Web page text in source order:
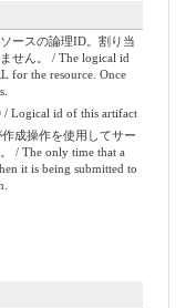
ースの論理ID。割り当
せん。 / The logical id
for the resource. Once
Logical id of this artifact
成操作を使用してサー
/ The only time that a
it is being submitted to